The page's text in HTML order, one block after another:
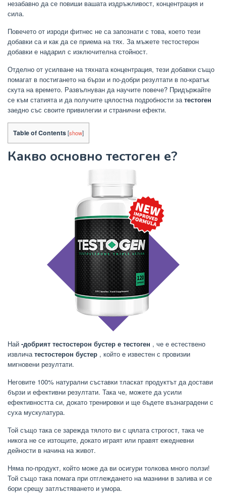
незабавно да се повиши вашата издръжливост, концентрация и
сила.
Повечето от изроди фитнес не са запознати с това, което тези
добавки са и как да се приема на тях. За мъжете тестостерон
добавки е надарил с изключителна стойност.
Отделно от усилване на тяхната концентрация, тези добавки също
помагат в постигането на бързи и по-добри резултати в по-кратък
скута на времето. Развълнуван да научите повече? Придържайте
се към статията и да получите цялостна подробности затестоген
заедно със своите привилегии и странични ефекти.
Table of Contents[show]
Какво основно тестоген е?
Най -добрият тестостерон бустер е тестоген , че е естествено
извличатестостерон бустер , който е известен с провизии
мигновени резултати.
Неговите 100% натурални съставки тласкат продуктът да достави
бързи и ефективни резултати. Така че, можете да усили
ефективността си, докато тренировки и ще бъдете възнаградени с
суха мускулатура.
Той също така се зарежда тялото ви с цялата строгост, така че
никога не се изтощите, докато играят или правят ежедневни
дейности в начина на живот.
Няма по-продукт, който може да ви осигури толкова много ползи!
Той също така помага при отглеждането на мазнини в залива и се
бори срещу затлъстяването и умора.